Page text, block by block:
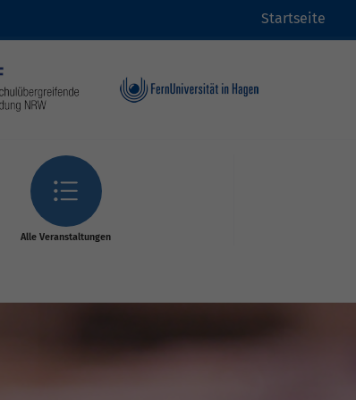
Startseite
Alle Veranstaltungen